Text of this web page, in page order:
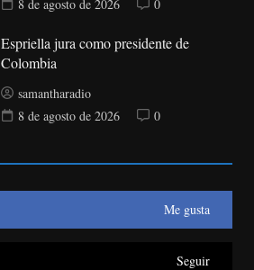
8 de agosto de 2026
0
Espriella jura como presidente de
Colombia
samantharadio
8 de agosto de 2026
0
Me gusta
Seguir